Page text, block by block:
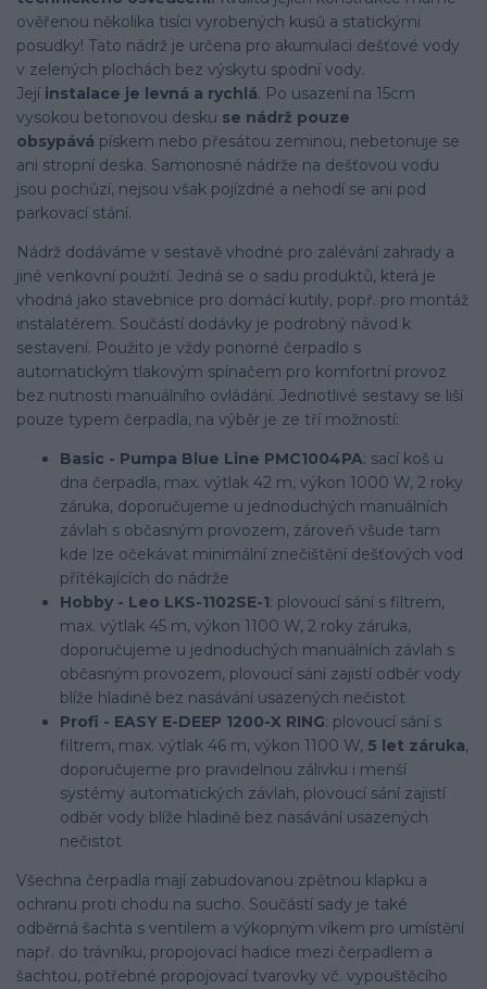
ověřenou několika tisíci vyrobených kusů a statickými
posudky! Tato nádrž je určena pro akumulaci dešťové vody
v zelených plochách bez výskytu spodní vody.
Její instalace je levná a rychlá. Po usazení na 15cm
vysokou betonovou desku se nádrž pouze
obsypává pískem nebo přesátou zeminou, nebetonuje se
ani stropní deska. Samonosné nádrže na dešťovou vodu
jsou pochůzí, nejsou však pojízdné a nehodí se ani pod
parkovací stání.
Nádrž dodáváme v sestavě vhodné pro zalévání zahrady a
jiné venkovní použití. Jedná se o sadu produktů, která je
vhodná jako stavebnice pro domácí kutily, popř. pro montáž
instalatérem. Součástí dodávky je podrobný návod k
sestavení. Použito je vždy ponorné čerpadlo s
automatickým tlakovým spínačem pro komfortní provoz
bez nutnosti manuálního ovládání. Jednotlivé sestavy se liší
pouze typem čerpadla, na výběr je ze tří možností:
Basic - Pumpa Blue Line PMC1004PA: sací koš u
dna čerpadla, max. výtlak 42 m, výkon 1000 W, 2 roky
záruka, doporučujeme u jednoduchých manuálních
závlah s občasným provozem, zároveň všude tam
kde lze očekávat minimální znečištění dešťových vod
přítékajících do nádrže
Hobby - Leo LKS-1102SE-1: plovoucí sání s filtrem,
max. výtlak 45 m, výkon 1100 W, 2 roky záruka,
doporučujeme u jednoduchých manuálních závlah s
občasným provozem, plovoucí sání zajistí odběr vody
blíže hladině bez nasávání usazených nečistot
Profi - EASY E-DEEP 1200-X RING: plovoucí sání s
filtrem, max. výtlak 46 m, výkon 1100 W, 5 let záruka,
doporučujeme pro pravidelnou zálivku i menší
systémy automatických závlah, plovoucí sání zajistí
odběr vody blíže hladině bez nasávání usazených
nečistot
Všechna čerpadla mají zabudovanou zpětnou klapku a
ochranu proti chodu na sucho. Součástí sady je také
odběrná šachta s ventilem a výkopným víkem pro umístění
např. do trávníku, propojovací hadice mezi čerpadlem a
šachtou, potřebné propojovací tvarovky vč. vypouštěcího